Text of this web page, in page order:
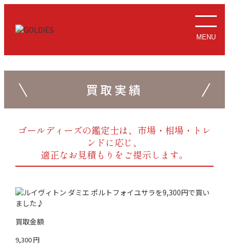
MENU
買取実績
ゴールディーズの鑑定士は、市場・相場・トレ
ンドに応じ、
適正なお見積もりをご提示します。
買取金額
9,300円